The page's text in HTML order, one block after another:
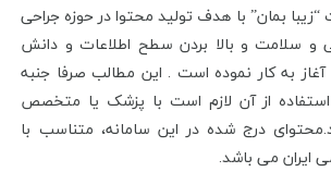
بمان” با هدف تولید محتوا در حوزه جراحی
و سلامت و بالا بردن سطح اطلاعات و دانش
آغاز به کار نموده است . این مطالب صرفا جنبه
استفاده از آن لازم است با پزشک یا متخصص
درج شده در این سامانه، متناسب با
ایران می باشد.